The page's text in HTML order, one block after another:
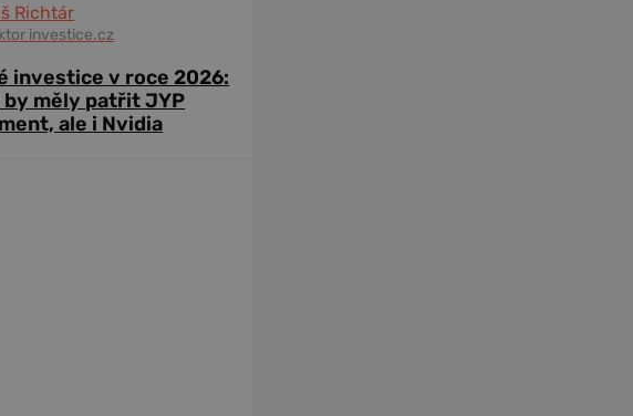
Richtár
investice.cz
investice v roce 2026:
by měly patřit JYP
ale i Nvidia